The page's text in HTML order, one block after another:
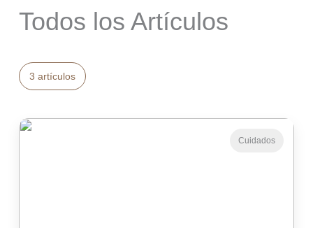
Todos los Artículos
3 artículos
Cuidados